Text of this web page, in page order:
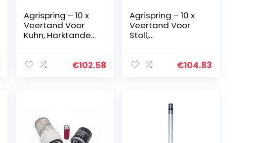
Agrispring – 10 x
Veertand Voor
Kuhn, Harktanden
€102.58
Agrispring – 10 x
Veertand Voor
Stoll,
Signaalgrijs€104.83